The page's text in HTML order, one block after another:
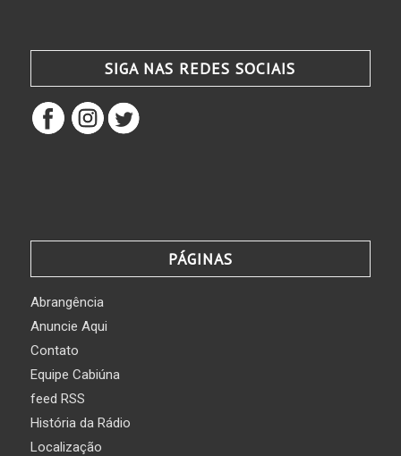
SIGA NAS REDES SOCIAIS
PÁGINAS
Abrangência
Anuncie Aqui
Contato
Equipe Cabiúna
feed RSS
História da Rádio
Localização